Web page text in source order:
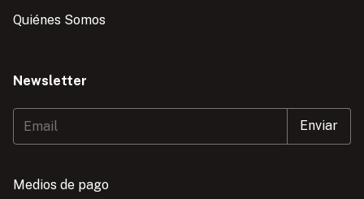
Quiénes Somos
Newsletter
Medios de pago